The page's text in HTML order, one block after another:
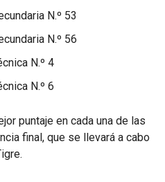
N.º 53
N.º 56
N.º 4
N.º 6
puntaje en cada una de las
final, que se llevará a cabo